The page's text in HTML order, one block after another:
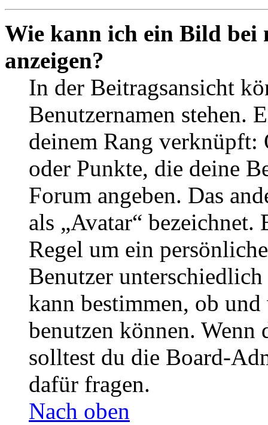
Wie kann ich ein Bild bei
anzeigen?
In der Beitragsansicht
Benutzernamen stehen.
deinem Rang verknüpft:
oder Punkte, die deine
Forum angeben. Das
als „Avatar“
Regel um ein
Benutzer
kann bestimmen, ob
benutzen können. Wenn
solltest du die Board-
dafür fragen.
Nach oben